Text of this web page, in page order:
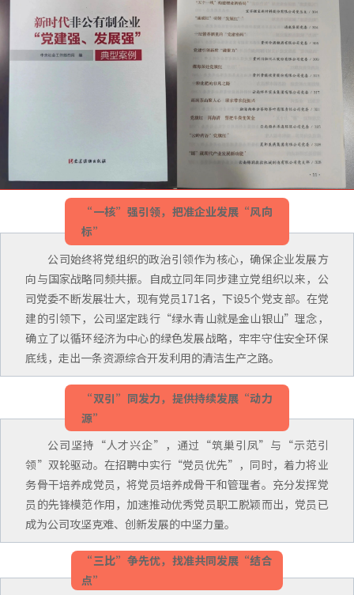
“一核”强引领，把准企业发展“风向
标”
公司始终将党组织的政治引领作为核心，确保企业发展方
向与国家战略同频共振。自成立同年同步建立党组织以来，公
司党委不断发展壮大，现有党员171名，下设5个党支部。在党
建的引领下，公司坚定践行“绿水青山就是金山银山”理念，
确立了以循环经济为中心的绿色发展战略，牢牢守住安全环保
底线，走出一条资源综合开发利用的清洁生产之路。
“双引”同发力，提供持续发展“动力
源”
公司坚持“人才兴企”，通过“筑巢引凤”与“示范引
领”双轮驱动。在招聘中实行“党员优先”，同时，着力将业
务骨干培养成党员，将党员培养成骨干和管理者。充分发挥党
员的先锋模范作用，加速推动优秀党员职工脱颖而出，党员已
成为公司攻坚克难、创新发展的中坚力量。
“三比”争先优，找准共同发展“结合
点”